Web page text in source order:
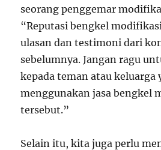
seorang penggemar
“Reputasi bengkel
ulasan dan testimoni dari
sebelumnya. Jangan ragu
kepada teman atau keluarga
menggunakan jasa bengkel
tersebut.”
Selain itu, kita juga perlu